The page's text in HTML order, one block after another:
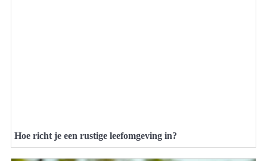
Hoe richt je een rustige leefomgeving in?